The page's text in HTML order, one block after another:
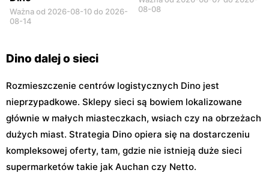
Ważna od 2026-08-10 do 2026-
08-14
08-08
Dino dalej o sieci
Rozmieszczenie centrów logistycznych Dino jest
nieprzypadkowe. Sklepy sieci są bowiem lokalizowane
głównie w małych miasteczkach, wsiach czy na obrzeżach
dużych miast. Strategia Dino opiera się na dostarczeniu
kompleksowej oferty, tam, gdzie nie istnieją duże sieci
supermarketów takie jak Auchan czy Netto.